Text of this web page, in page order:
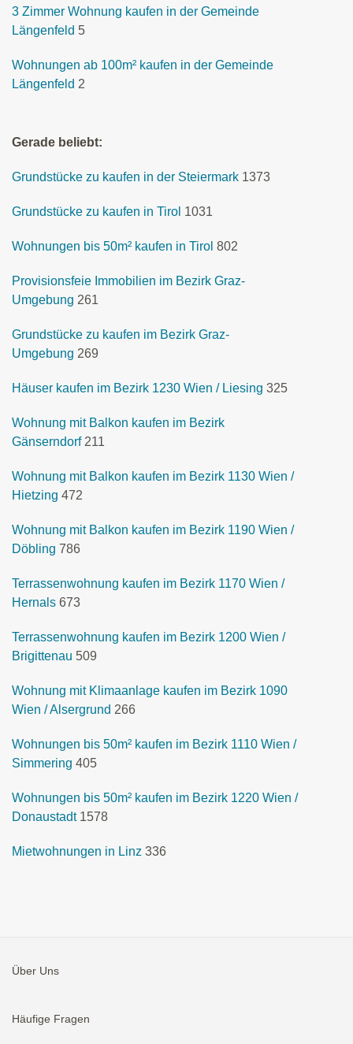
3 Zimmer Wohnung kaufen in der Gemeinde
Längenfeld 5
Wohnungen ab 100m² kaufen in der Gemeinde
Längenfeld 2
Gerade beliebt:
Grundstücke zu kaufen in der Steiermark 1373
Grundstücke zu kaufen in Tirol 1031
Wohnungen bis 50m² kaufen in Tirol 802
Provisionsfeie Immobilien im Bezirk Graz-
Umgebung 261
Grundstücke zu kaufen im Bezirk Graz-
Umgebung 269
Häuser kaufen im Bezirk 1230 Wien / Liesing 325
Wohnung mit Balkon kaufen im Bezirk
Gänserndorf 211
Wohnung mit Balkon kaufen im Bezirk 1130 Wien /
Hietzing 472
Wohnung mit Balkon kaufen im Bezirk 1190 Wien /
Döbling 786
Terrassenwohnung kaufen im Bezirk 1170 Wien /
Hernals 673
Terrassenwohnung kaufen im Bezirk 1200 Wien /
Brigittenau 509
Wohnung mit Klimaanlage kaufen im Bezirk 1090
Wien / Alsergrund 266
Wohnungen bis 50m² kaufen im Bezirk 1110 Wien /
Simmering 405
Wohnungen bis 50m² kaufen im Bezirk 1220 Wien /
Donaustadt 1578
Mietwohnungen in Linz 336
Über Uns
Häufige Fragen